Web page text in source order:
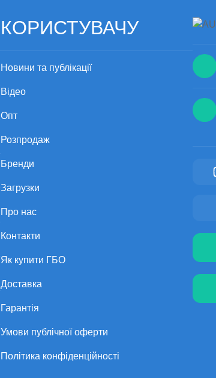
КОРИСТУВАЧУ
Новини та публікації
Відео
Опт
Розпродаж
Бренди
Загрузки
Про нас
Контакти
Як купити ГБО
Доставка
Гарантія
Умови публічної оферти
Політика конфіденційності